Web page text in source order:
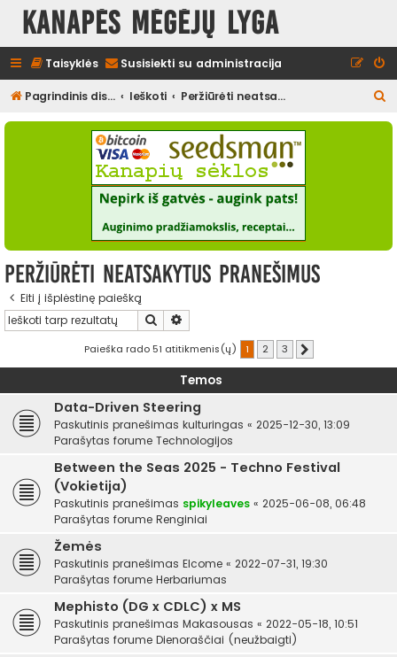
Kanapės mėgėjų lyga
Taisyklės Susisiekti su administracija
Pagrindinis diskusijų puslapis Ieškoti Peržiūrėti neatsakytus pranešimus
e
Peržiūrėti neatsakytus pranešimus
Eiti į išplėstinę paiešką
Ieškoti
Paieška rado 51 atitikmenis(ų) 1 2 3
Temos
Data-Driven Steering
Paskutinis pranešimas kulturingas « 2025-12-30, 13:09
Parašytas forume Technologijos
Between the Seas 2025 - Techno Festival
(Vokietija)
Paskutinis pranešimas spikyleaves « 2025-06-08, 06:48
Parašytas forume Renginiai
Žemės
Paskutinis pranešimas Elcome « 2022-07-31, 19:30
Parašytas forume Herbariumas
Mephisto (DG x CDLC) x MS
Paskutinis pranešimas Makasousas « 2022-05-18, 10:51
Parašytas forume Dienoraščiai (neužbaigti)